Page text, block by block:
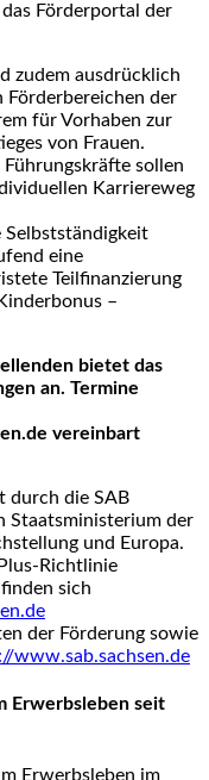
Förderportal der
zudem ausdrücklich
Förderbereichen der
für Vorhaben zur
von Frauen.
sollen
Karriereweg
Selbstständigkeit
eine
Teilfinanzierung
–
bietet das
an. Termine
vereinbart
durch die SAB
Staatsministerium der
und Europa.
Richtlinie
sich
der Förderung sowie
www.sab.sachsen.de
Erwerbsleben seit
Erwerbsleben im